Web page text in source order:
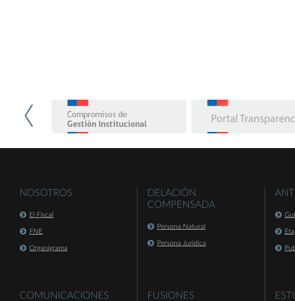
NOSOTROS
El Fiscal
FNE
Organigrama
COMUNICACIONES
DELACIÓN
COMPENSADA
Persona Natural
Persona Jurídica
FUSIONES